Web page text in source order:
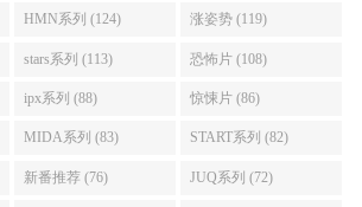
HMN系列 (124) 涨姿势 (119)
stars系列 (113) 恐怖片 (108)
ipx系列 (88) 惊悚片 (86)
MIDA系列 (83) START系列 (82)
新番推荐 (76) JUQ系列 (72)